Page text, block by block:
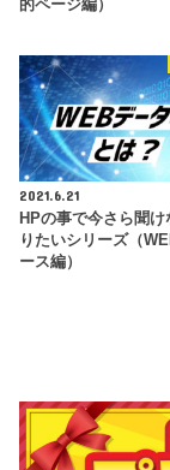
的ページ編）
2021.6.21
HPの事で今さら聞け
りたいシリーズ（
ース編）